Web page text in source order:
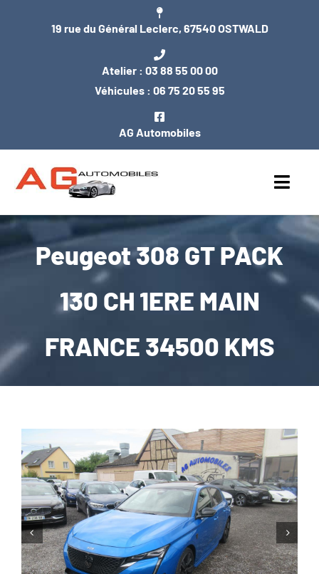
19 rue du Général Leclerc, 67540 OSTWALD
Atelier : 03 88 55 00 00
Véhicules : 06 75 20 55 95
AG Automobiles
ACCUEIL
NOS VÉHICULES
ENTRETIEN / MÉCANIQUE
CARROSSERIE / VITRAGE
CONTACT
Peugeot 308 GT PACK
130 CH 1ERE MAIN
FRANCE 34500 KMS